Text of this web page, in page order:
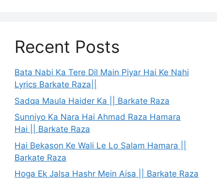
Recent Posts
Bata Nabi Ka Tere Dil Main Piyar Hai Ke Nahi
Lyrics Barkate Raza||
Sadqa Maula Haider Ka || Barkate Raza
Sunniyo Ka Nara Hai Ahmad Raza Hamara
Hai || Barkate Raza
Hai Bekason Ke Wali Le Lo Salam Hamara ||
Barkate Raza
Hoga Ek Jalsa Hashr Mein Aisa || Barkate Raza